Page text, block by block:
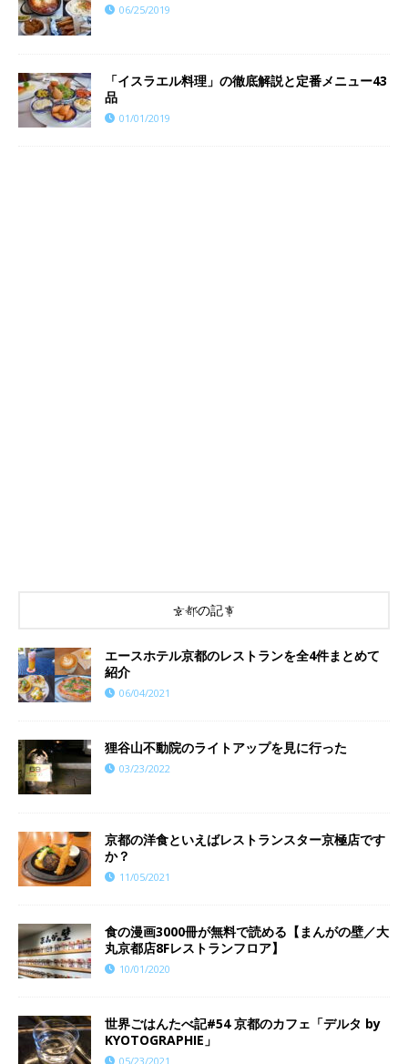
06/25/2019
「イスラエル料理」の徹底解説と定番メニュー43
品
01/01/2019
京都の記事
エースホテル京都のレストランを全4件まとめて
紹介
06/04/2021
狸谷山不動院のライトアップを見に行った
03/23/2022
京都の洋食といえばレストランスター京極店です
か？
11/05/2021
食の漫画3000冊が無料で読める【まんがの壁／大
丸京都店8Fレストランフロア】
10/01/2020
世界ごはんたべ記#54 京都のカフェ「デルタ by
KYOTOGRAPHIE」
05/23/2021